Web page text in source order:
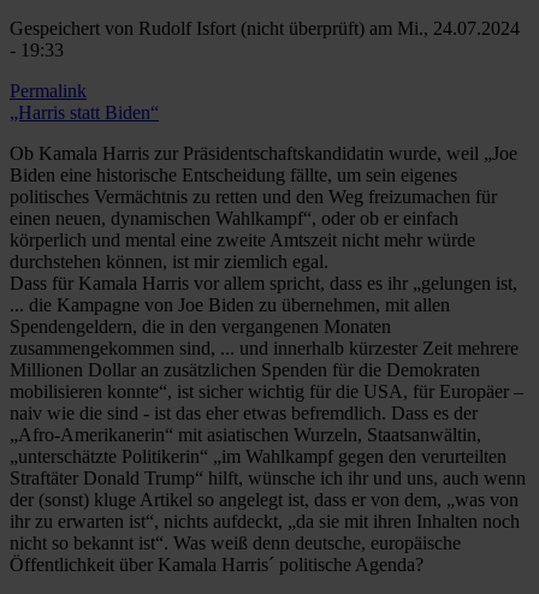
Gespeichert von Rudolf Isfort (nicht überprüft) am Mi., 24.07.2024
- 19:33
Permalink
„Harris statt Biden“
Ob Kamala Harris zur Präsidentschaftskandidatin wurde, weil „Joe
Biden eine historische Entscheidung fällte, um sein eigenes
politisches Vermächtnis zu retten und den Weg freizumachen für
einen neuen, dynamischen Wahlkampf“, oder ob er einfach
körperlich und mental eine zweite Amtszeit nicht mehr würde
durchstehen können, ist mir ziemlich egal.
Dass für Kamala Harris vor allem spricht, dass es ihr „gelungen ist,
... die Kampagne von Joe Biden zu übernehmen, mit allen
Spendengeldern, die in den vergangenen Monaten
zusammengekommen sind, ... und innerhalb kürzester Zeit mehrere
Millionen Dollar an zusätzlichen Spenden für die Demokraten
mobilisieren konnte“, ist sicher wichtig für die USA, für Europäer –
naiv wie die sind - ist das eher etwas befremdlich. Dass es der
„Afro-Amerikanerin“ mit asiatischen Wurzeln, Staatsanwältin,
„unterschätzte Politikerin“ „im Wahlkampf gegen den verurteilten
Straftäter Donald Trump“ hilft, wünsche ich ihr und uns, auch wenn
der (sonst) kluge Artikel so angelegt ist, dass er von dem, „was von
ihr zu erwarten ist“, nichts aufdeckt, „da sie mit ihren Inhalten noch
nicht so bekannt ist“. Was weiß denn deutsche, europäische
Öffentlichkeit über Kamala Harris´ politische Agenda?